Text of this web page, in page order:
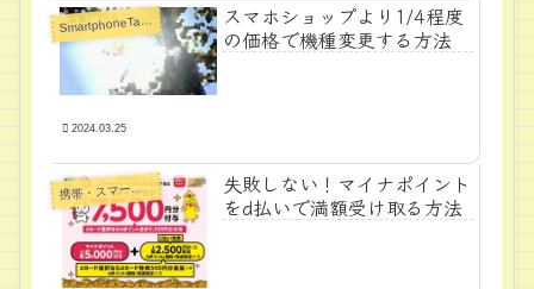
S
martphoneTabletPC
スマホショップより1/4程度
の価格で機種変更する方法
2024.03.25
携帯・スマートフォン・タブレットPC
失敗しない！マイナポイント
をd払いで満額受け取る方法